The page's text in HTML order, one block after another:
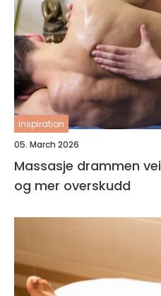
inspiration
05. March 2026
Massasje drammen veien til mindre stress
og mer overskudd